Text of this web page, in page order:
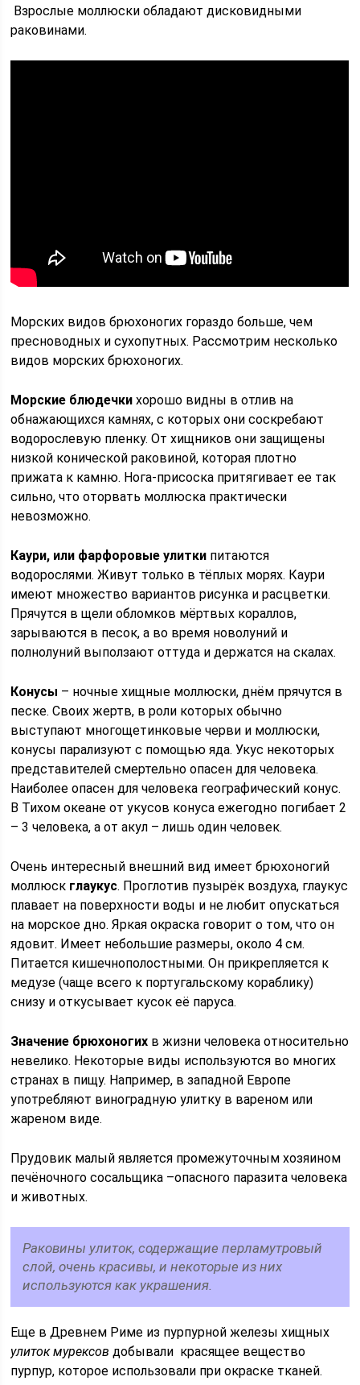
Взрослые моллюски обладают дисковидными
раковинами.
Морских видов брюхоногих гораздо больше, чем
пресноводных и сухопутных. Рассмотрим несколько
видов морских брюхоногих.
Морские блюдечки хорошо видны в отлив на
обнажающихся камнях, с которых они соскребают
водорослевую пленку. От хищников они защищены
низкой конической раковиной, которая плотно
прижата к камню. Нога-присоска притягивает ее так
сильно, что оторвать моллюска практически
невозможно.
Каури, или фарфоровые улитки питаются
водорослями. Живут только в тёплых морях. Каури
имеют множество вариантов рисунка и расцветки.
Прячутся в щели обломков мёртвых кораллов,
зарываются в песок, а во время новолуний и
полнолуний выползают оттуда и держатся на скалах.
Конусы – ночные хищные моллюски, днём прячутся в
песке. Своих жертв, в роли которых обычно
выступают многощетинковые черви и моллюски,
конусы парализуют с помощью яда. Укус некоторых
представителей смертельно опасен для человека.
Наиболее опасен для человека географический конус.
В Тихом океане от укусов конуса ежегодно погибает 2
– 3 человека, а от акул – лишь один человек.
Очень интересный внешний вид имеет брюхоногий
моллюск глаукус. Проглотив пузырёк воздуха, глаукус
плавает на поверхности воды и не любит опускаться
на морское дно. Яркая окраска говорит о том, что он
ядовит. Имеет небольшие размеры, около 4 см.
Питается кишечнополостными. Он прикрепляется к
медузе (чаще всего к португальскому кораблику)
снизу и откусывает кусок её паруса.
Значение брюхоногих в жизни человека относительно
невелико. Некоторые виды используются во многих
странах в пищу. Например, в западной Европе
употребляют виноградную улитку в вареном или
жареном виде.
Прудовик малый является промежуточным хозяином
печёночного сосальщика –опасного паразита человека
и животных.
Раковины улиток, содержащие перламутровый
слой, очень красивы, и некоторые из них
используются как украшения.
Еще в Древнем Риме из пурпурной железы хищных
улиток мурексов добывали красящее вещество
пурпур, которое использовали при окраске тканей.